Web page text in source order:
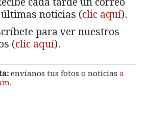
noticias (clic aquí).
para ver nuestros
(clic aquí).
envíanos tus fotos o noticias a
.